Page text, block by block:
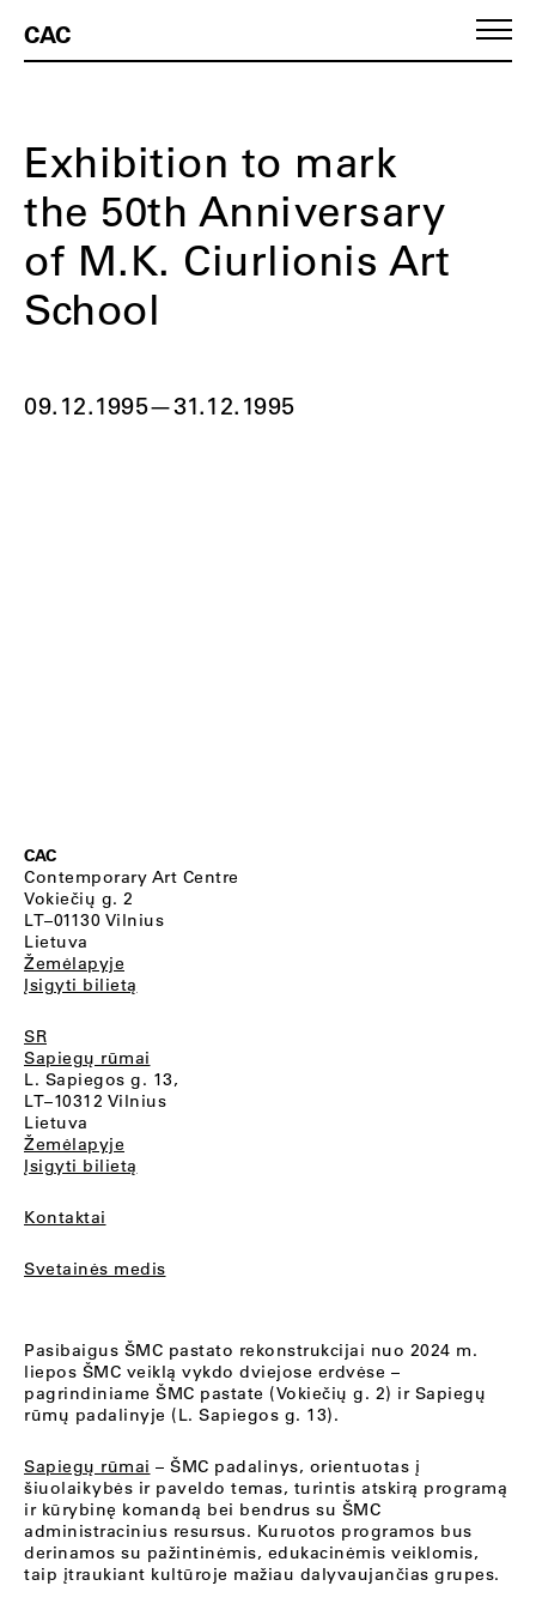
CAC
Exhibition to mark
the 50th Anniversary
of M.K. Ciurlionis Art
School
09.12.1995—31.12.1995
CAC
Contemporary Art Centre
Vokiečių g. 2
LT–01130 Vilnius
Lietuva
Žemėlapyje
Įsigyti bilietą
SR
Sapiegų rūmai
L. Sapiegos g. 13,
LT–10312 Vilnius
Lietuva
Žemėlapyje
Įsigyti bilietą
Kontaktai
Svetainės medis
Pasibaigus ŠMC pastato rekonstrukcijai nuo 2024 m.
liepos ŠMC veiklą vykdo dviejose erdvėse –
pagrindiniame ŠMC pastate (Vokiečių g. 2) ir Sapiegų
rūmų padalinyje (L. Sapiegos g. 13).
Sapiegų rūmai – ŠMC padalinys, orientuotas į
šiuolaikybės ir paveldo temas, turintis atskirą programą
ir kūrybinę komandą bei bendrus su ŠMC
administracinius resursus. Kuruotos programos bus
derinamos su pažintinėmis, edukacinėmis veiklomis,
taip įtraukiant kultūroje mažiau dalyvaujančias grupes.